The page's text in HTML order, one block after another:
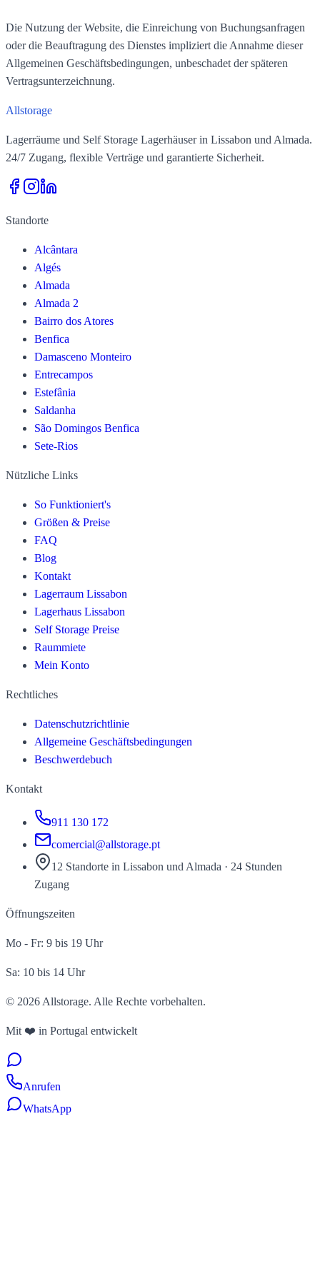
Die Nutzung der Website, die Einreichung von Buchungsanfragen
oder die Beauftragung des Dienstes impliziert die Annahme dieser
Allgemeinen Geschäftsbedingungen, unbeschadet der späteren
Vertragsunterzeichnung.
Allstorage
Lagerräume und Self Storage Lagerhäuser in Lissabon und Almada.
24/7 Zugang, flexible Verträge und garantierte Sicherheit.
Standorte
Alcântara
Algés
Almada
Almada 2
Bairro dos Atores
Benfica
Damasceno Monteiro
Entrecampos
Estefânia
Saldanha
São Domingos Benfica
Sete-Rios
Nützliche Links
So Funktioniert's
Größen & Preise
FAQ
Blog
Kontakt
Lagerraum Lissabon
Lagerhaus Lissabon
Self Storage Preise
Raummiete
Mein Konto
Rechtliches
Datenschutzrichtlinie
Allgemeine Geschäftsbedingungen
Beschwerdebuch
Kontakt
911 130 172
comercial@allstorage.pt
12 Standorte in Lissabon und Almada · 24 Stunden
Zugang
Öffnungszeiten
Mo - Fr: 9 bis 19 Uhr
Sa: 10 bis 14 Uhr
© 2026 Allstorage. Alle Rechte vorbehalten.
Mit ❤️ in Portugal entwickelt
Anrufen
WhatsApp